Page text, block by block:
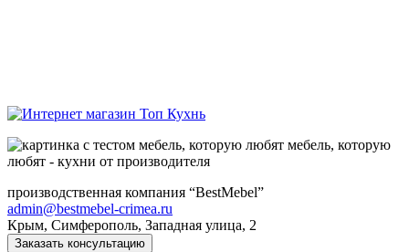
мебель, которую
любят - кухни от производителя
производственная компания “BestMebel”
admin@bestmebel-crimea.ru
Крым, Симферополь, Западная улица, 2
Заказать консультацию